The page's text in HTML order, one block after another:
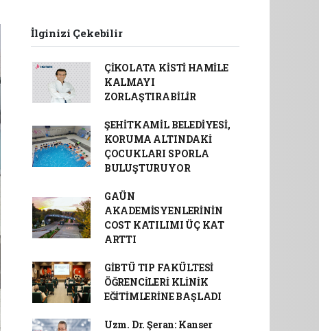
İlginizi Çekebilir
ÇİKOLATA KİSTİ HAMİLE
KALMAYI
ZORLAŞTIRABİLİR
ŞEHİTKAMİL BELEDİYESİ,
KORUMA ALTINDAKİ
ÇOCUKLARI SPORLA
BULUŞTURUYOR
GAÜN
AKADEMİSYENLERİNİN
COST KATILIMI ÜÇ KAT
ARTTI
GİBTÜ TIP FAKÜLTESİ
ÖĞRENCİLERİ KLİNİK
EĞİTİMLERİNE BAŞLADI
Uzm. Dr. Şeran: Kanser